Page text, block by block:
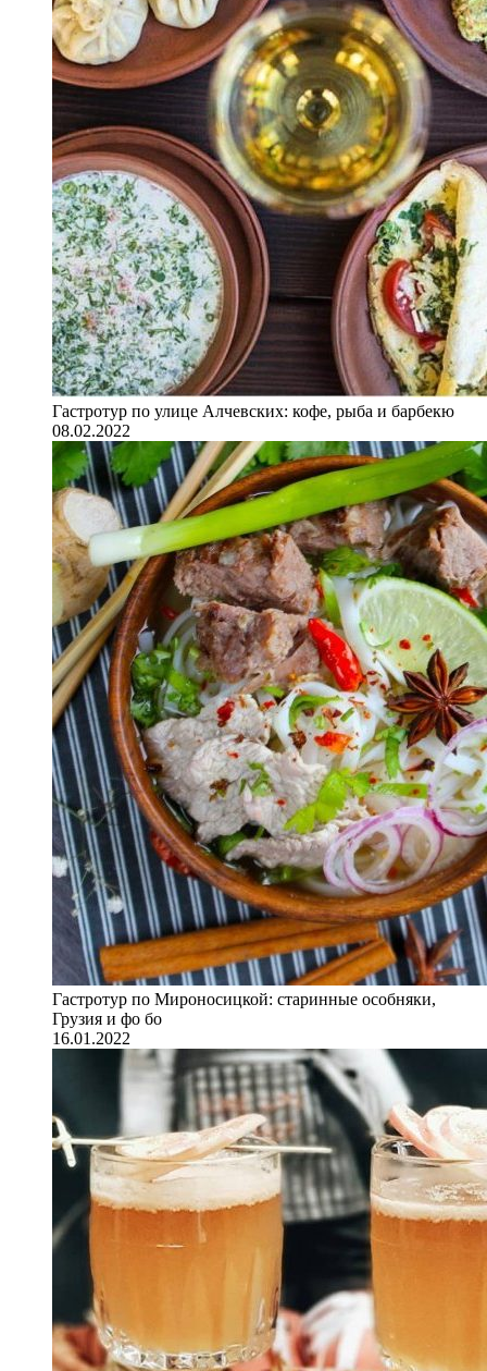
Гастротур по улице Алчевских: кофе, рыба и барбекю
08.02.2022
Гастротур по Мироносицкой: старинные особняки,
Грузия и фо бо
16.01.2022